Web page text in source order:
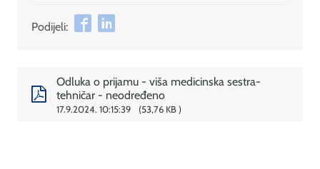
Podijeli:
Odluka o prijamu - viša medicinska sestra-
tehničar - neodređeno
17.9.2024. 10:15:39 53,76 KB